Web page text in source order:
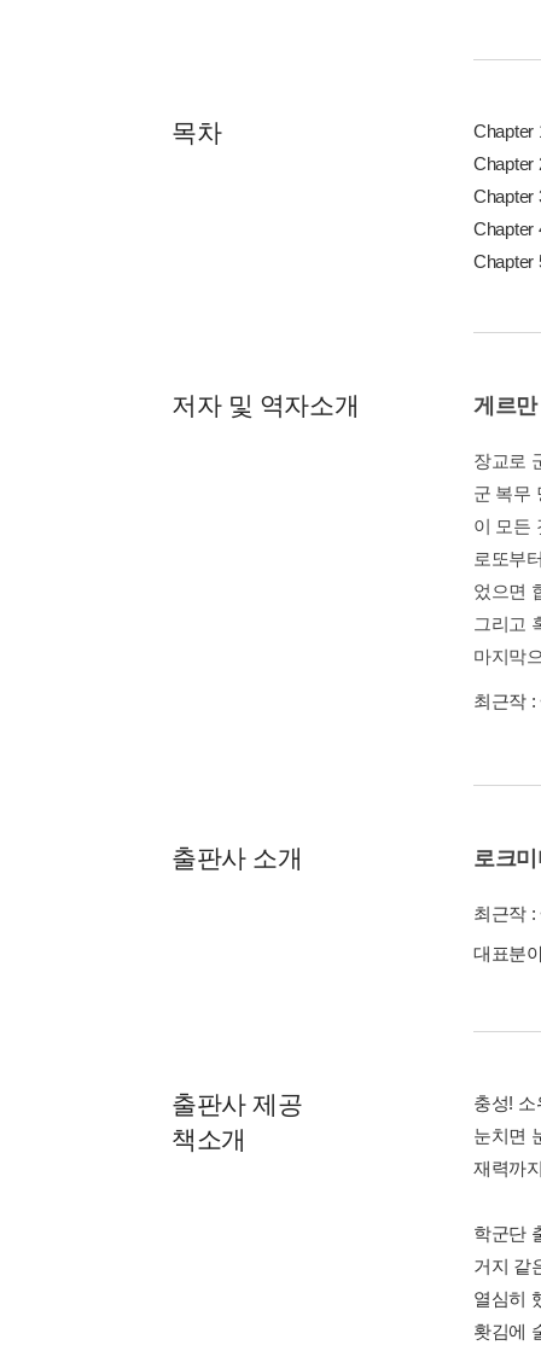
목차
Chapter
Chapter
Chapter
Chapter
Chapter
저자 및 역자소개 게르만
장교로
군 복무
이 모든
로또부
었으면
그리고
마지막
최근작 :
출판사 소개 로크
최근작 :
대표분
출판사 제공
책소개
충성!
눈치면
재력까
학군단
거지 같
열심히
홧김에